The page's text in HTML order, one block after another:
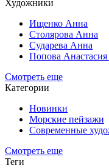
Художники
Ищенко Анна
Столярова Анна
Сударева Анна
Попова Анастасия
Смотреть еще
Категории
Новинки
Морские пейзажи
Современные
Смотреть еще
Теги